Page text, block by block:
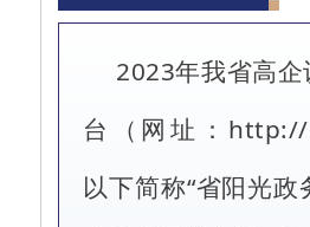
2023年我省高
台（网址：
以下简称“省阳光